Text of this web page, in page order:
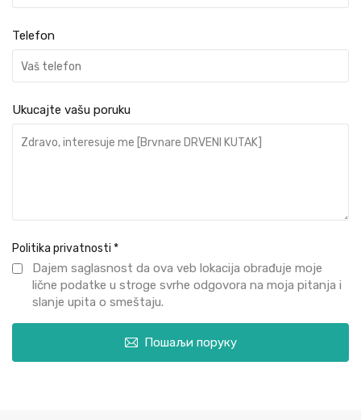
Telefon
Ukucajte vašu poruku
Politika privatnosti *
Dajem saglasnost da ova veb lokacija obrađuje moje
lične podatke u stroge svrhe odgovora na moja pitanja i
slanje upita o smeštaju.
Пошаљи поруку